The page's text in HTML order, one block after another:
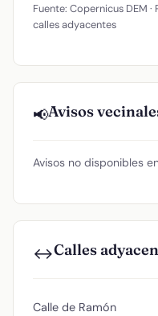
Fuente: Copernicus DEM
calles adyacentes
📢Avisos
Avisos no disponibles
↔️Calles
Calle de Ramón